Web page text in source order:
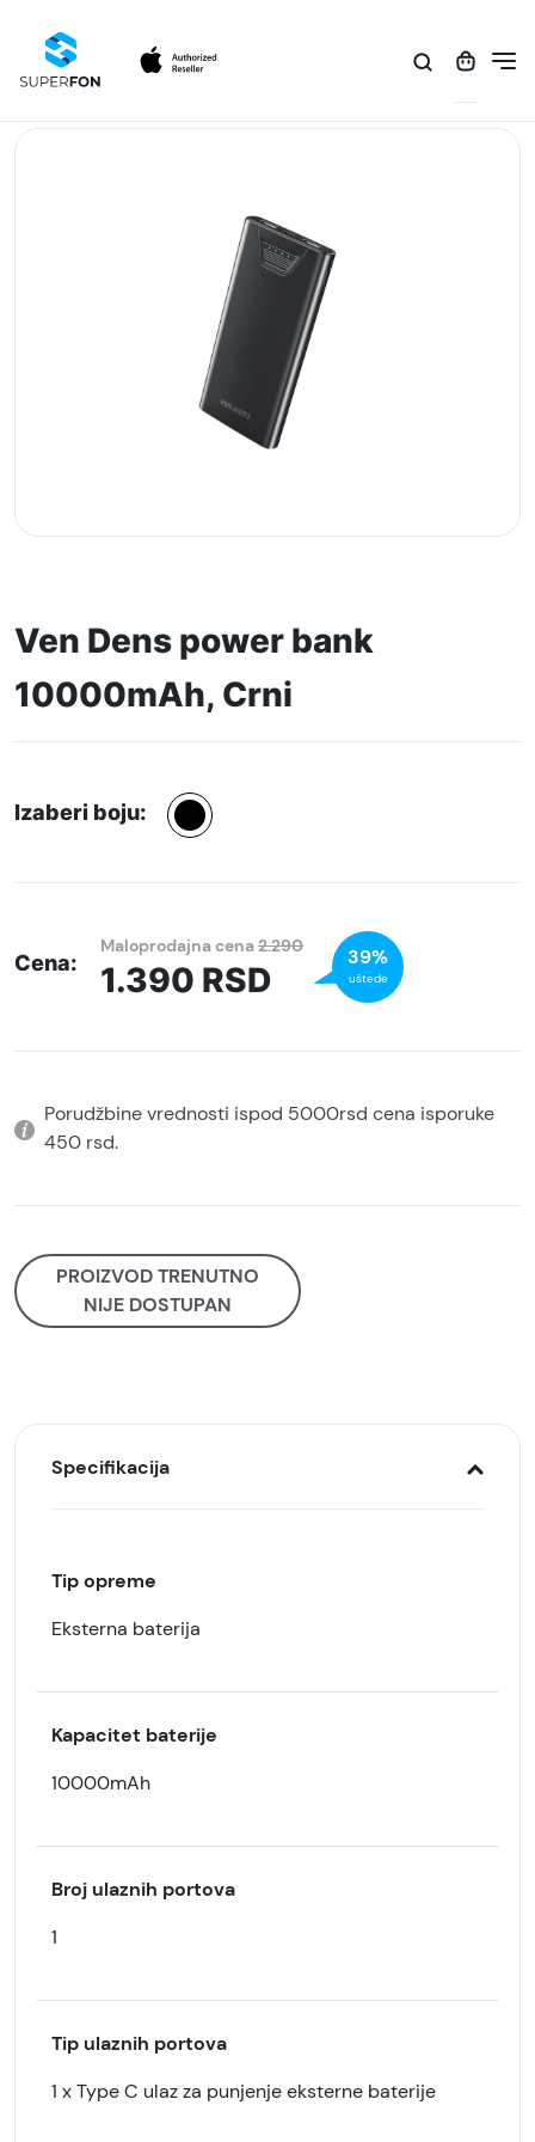
Ven Dens power bank
10000mAh, Crni
Izaberi boju:
Cena:
Maloprodajna cena2.290
1.390 RSD
39%
uštede
Porudžbine vrednosti ispod 5000rsd cena isporuke
450 rsd.
PROIZVOD TRENUTNO
NIJE DOSTUPAN
Specifikacija
Tip opreme
Eksterna baterija
Kapacitet baterije
10000mAh
Broj ulaznih portova
1
Tip ulaznih portova
1 x Type C ulaz za punjenje eksterne baterije